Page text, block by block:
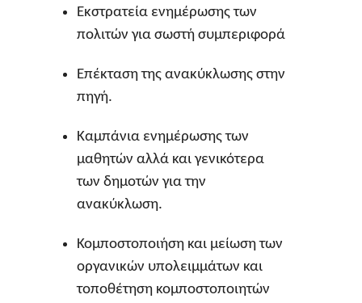
Εκστρατεία ενημέρωσης των
πολιτών για σωστή συμπεριφορά
Επέκταση της ανακύκλωσης στην
πηγή.
Καμπάνια ενημέρωσης των
μαθητών αλλά και γενικότερα
των δημοτών για την
ανακύκλωση.
Κομποστοποιήση και μείωση των
οργανικών υπολειμμάτων και
τοποθέτηση κομποστοποιητών